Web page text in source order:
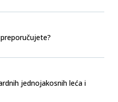
jednojakosnih leća i